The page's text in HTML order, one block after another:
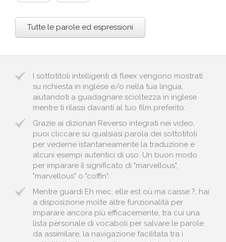
Tutte le parole ed espressioni
I sottotitoli intelligenti di fleex vengono mostrati
su richiesta in inglese e/o nella tua lingua,
aiutandoti a guadagnare scioltezza in inglese
mentre ti rilassi davanti al tuo film preferito.
Grazie ai dizionari Reverso integrati nei video,
puoi cliccare su qualsiasi parola dei sottotitoli
per vederne istantaneamente la traduzione e
alcuni esempi autentici di uso. Un buon modo
per imparare il significato di "marvellous",
"marvellous" o "coffin".
Mentre guardi Eh mec, elle est où ma caisse ?, hai
a disposizione molte altre funzionalità per
imparare ancora più efficacemente, tra cui una
lista personale di vocaboli per salvare le parole
da assimilare, la navigazione facilitata tra i